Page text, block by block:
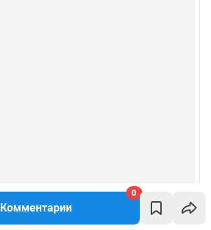
Комментарии
0